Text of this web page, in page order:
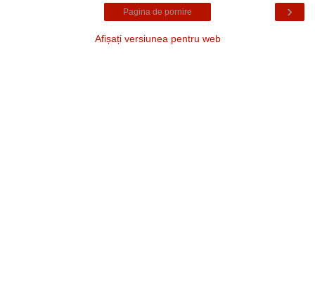
›
Pagina de pornire
Afișați versiunea pentru web